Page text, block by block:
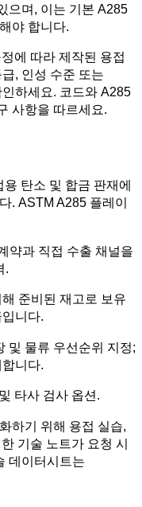
으며, 이는 기본 A285
야 합니다.
에 따라 제작된 용접
, 인성 수준 또는
하세요. 코드와 A285
사항을 따르세요.
탄소 및 합금 판재에
. ASTM A285 플레이
약과 직접 수출 채널을
.
준비된 재고로 보유
니다.
및 물류 우선순위 지정;
니다.
타사 검사 옵션.
하기 위해 용접 실습,
기술 노트가 요청 시
데이터시트는